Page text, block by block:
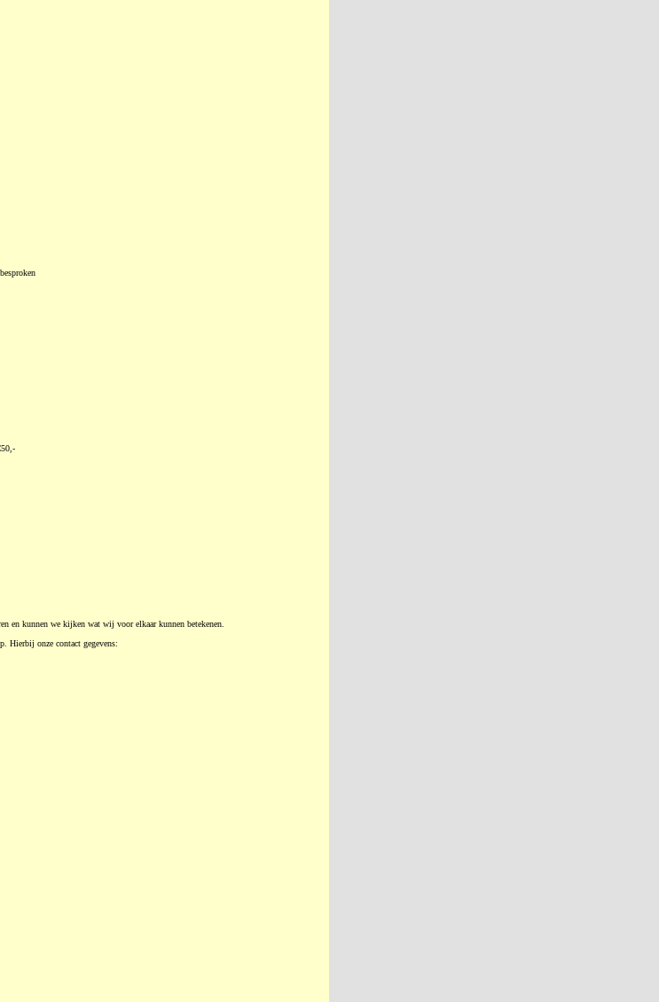
en kunnen we kijken wat wij voor elkaar kunnen betekenen.
Hierbij onze contact gegevens: